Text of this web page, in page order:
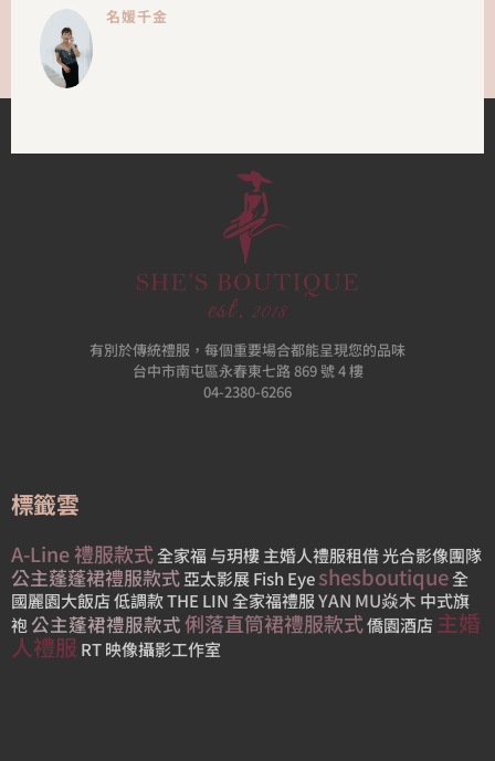
名媛千金
有別於傳統禮服，每個重要場合都能呈現您的品味
台中市南屯區永春東七路 869 號 4 樓
04-2380-6266
標籤雲
A-Line 禮服款式全家福与玥樓主婚人禮服租借光合影像團隊
公主蓬蓬裙禮服款式亞太影展Fish Eyeshesboutique全
國麗園大飯店低調款THE LIN 全家福禮服YAN MU焱木 中式旗
袍公主蓬裙禮服款式俐落直筒裙禮服款式僑園酒店 主婚
人禮服 RT 映像攝影工作室